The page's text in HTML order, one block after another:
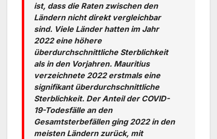
ist, dass die Raten zwischen den
Ländern nicht direkt vergleichbar
sind. Viele Länder hatten im Jahr
2022 eine höhere
überdurchschnittliche Sterblichkeit
als in den Vorjahren. Mauritius
verzeichnete 2022 erstmals eine
signifikant überdurchschnittliche
Sterblichkeit. Der Anteil der COVID-
19-Todesfälle an den
Gesamtsterbefällen ging 2022 in den
meisten Ländern zurück, mit